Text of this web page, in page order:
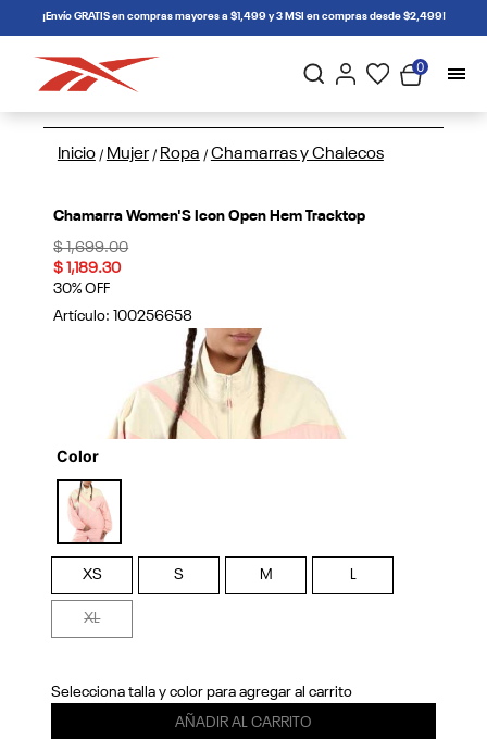
connectif¡Envío GRATIS en compras mayores a $1,499 y 3 MSI en compras desde $2,499!
0
Inicio / Mujer / Ropa / Chamarras y Chalecos
Chamarra Women'S Icon Open Hem Tracktop
Price reduced from
$ 1,699.00to
$ 1,189.30
30% OFF
Artículo: 100256658
Previous
Color
selected
XS S M L
XL
Selecciona talla y color para agregar al carrito
AÑADIR AL CARRITO